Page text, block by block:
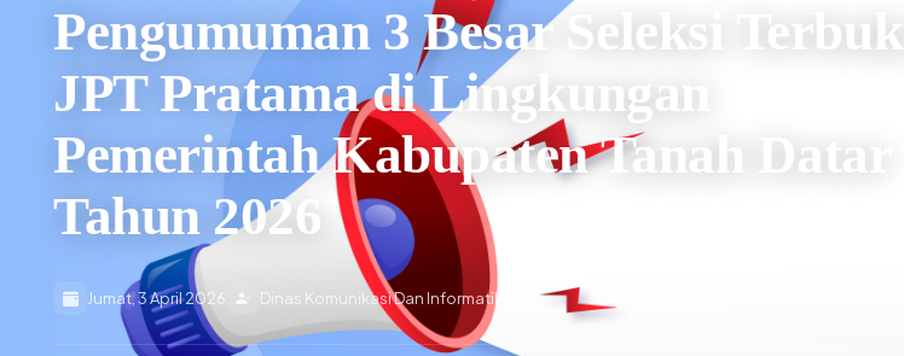
Pengumuman 3 Besar Seleksi Terbuka
JPT Pratama di Lingkungan
Pemerintah Kabupaten Tanah Datar
Tahun 2026
Jumat, 3 April 2026 Dinas Komunikasi Dan Informatika